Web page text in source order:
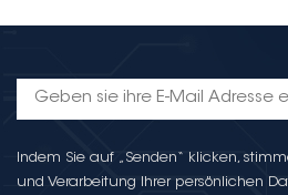
Indem Sie auf „Senden“ klicken,
und Verarbeitung Ihrer persönlichen